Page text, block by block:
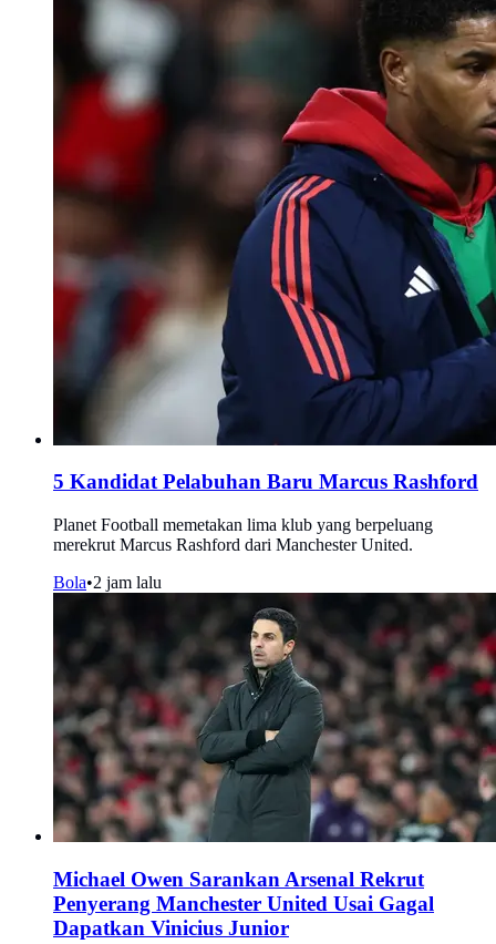
5 Kandidat Pelabuhan Baru Marcus Rashford
Planet Football memetakan lima klub yang berpeluang
merekrut Marcus Rashford dari Manchester United.
Bola•2 jam lalu
Michael Owen Sarankan Arsenal Rekrut
Penyerang Manchester United Usai Gagal
Dapatkan Vinicius Junior